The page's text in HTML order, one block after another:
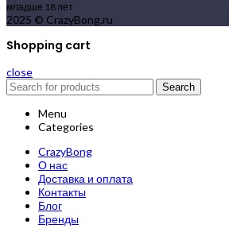
младше 18 лет
2025 © CrazyBong.ru
Shopping cart
close
Search
Menu
Categories
CrazyBong
О нас
Доставка и оплата
Контакты
Блог
Бренды